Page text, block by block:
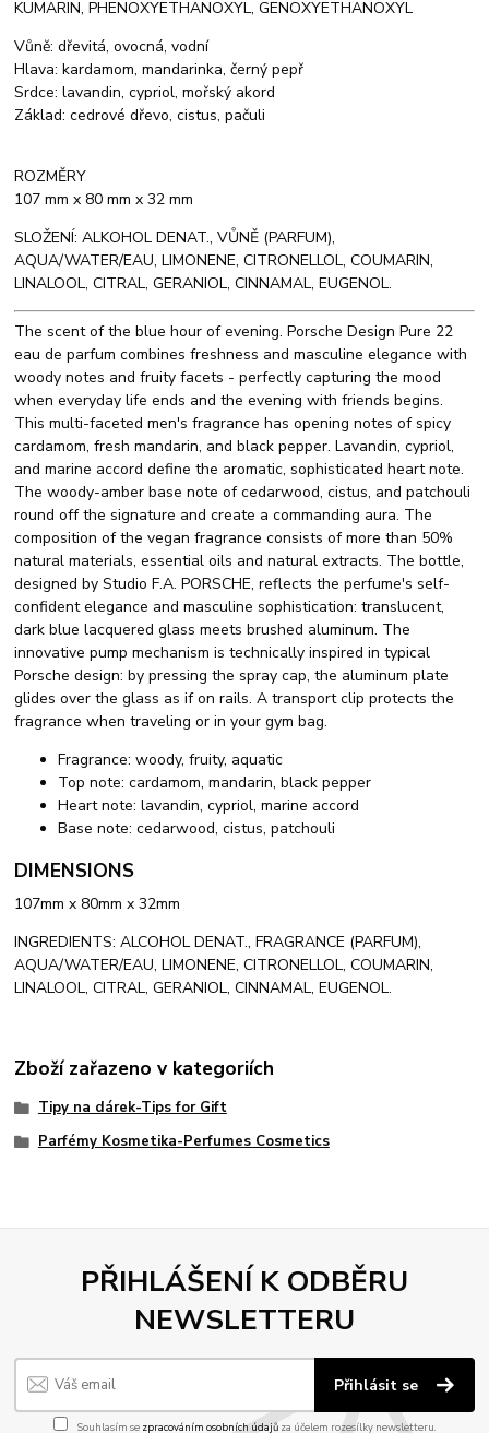
KUMARIN, PHENOXYETHANOXYL, GENOXYETHANOXYL
Vůně: dřevitá, ovocná, vodní
Hlava: kardamom, mandarinka, černý pepř
Srdce: lavandin, cypriol, mořský akord
Základ: cedrové dřevo, cistus, pačuli
ROZMĚRY
107 mm x 80 mm x 32 mm
SLOŽENÍ: ALKOHOL DENAT., VŮNĚ (PARFUM),
AQUA/WATER/EAU, LIMONENE, CITRONELLOL, COUMARIN,
LINALOOL, CITRAL, GERANIOL, CINNAMAL, EUGENOL.
The scent of the blue hour of evening. Porsche Design Pure 22
eau de parfum combines freshness and masculine elegance with
woody notes and fruity facets - perfectly capturing the mood
when everyday life ends and the evening with friends begins.
This multi-faceted men's fragrance has opening notes of spicy
cardamom, fresh mandarin, and black pepper. Lavandin, cypriol,
and marine accord define the aromatic, sophisticated heart note.
The woody-amber base note of cedarwood, cistus, and patchouli
round off the signature and create a commanding aura. The
composition of the vegan fragrance consists of more than 50%
natural materials, essential oils and natural extracts. The bottle,
designed by Studio F.A. PORSCHE, reflects the perfume's self-
confident elegance and masculine sophistication: translucent,
dark blue lacquered glass meets brushed aluminum. The
innovative pump mechanism is technically inspired in typical
Porsche design: by pressing the spray cap, the aluminum plate
glides over the glass as if on rails. A transport clip protects the
fragrance when traveling or in your gym bag.
Fragrance: woody, fruity, aquatic
Top note: cardamom, mandarin, black pepper
Heart note: lavandin, cypriol, marine accord
Base note: cedarwood, cistus, patchouli
DIMENSIONS
107mm x 80mm x 32mm
INGREDIENTS: ALCOHOL DENAT., FRAGRANCE (PARFUM),
AQUA/WATER/EAU, LIMONENE, CITRONELLOL, COUMARIN,
LINALOOL, CITRAL, GERANIOL, CINNAMAL, EUGENOL.
Zboží zařazeno v kategoriích
Tipy na dárek-Tips for Gift
Parfémy Kosmetika-Perfumes Cosmetics
PŘIHLÁŠENÍ K ODBĚRU
NEWSLETTERU
Přihlásit se
Souhlasím se zpracováním osobních údajůza účelem rozesílky newsletteru.